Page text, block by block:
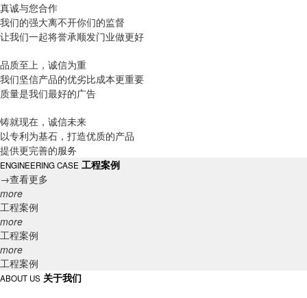
真诚与您合作
我们的强大离不开你们的监督
让我们一起将誉承顺发门业做更好
品质至上，诚信为重
我们坚信产品的优劣比成本更重要
质量是我们最好的广告
铸就现在，诚信未来
以专利为基石，打造优质的产品
提供更完善的服务
ENGINEERING CASE 工程案例
→查看更多
more
工程案例
more
工程案例
more
工程案例
ABOUT US 关于我们